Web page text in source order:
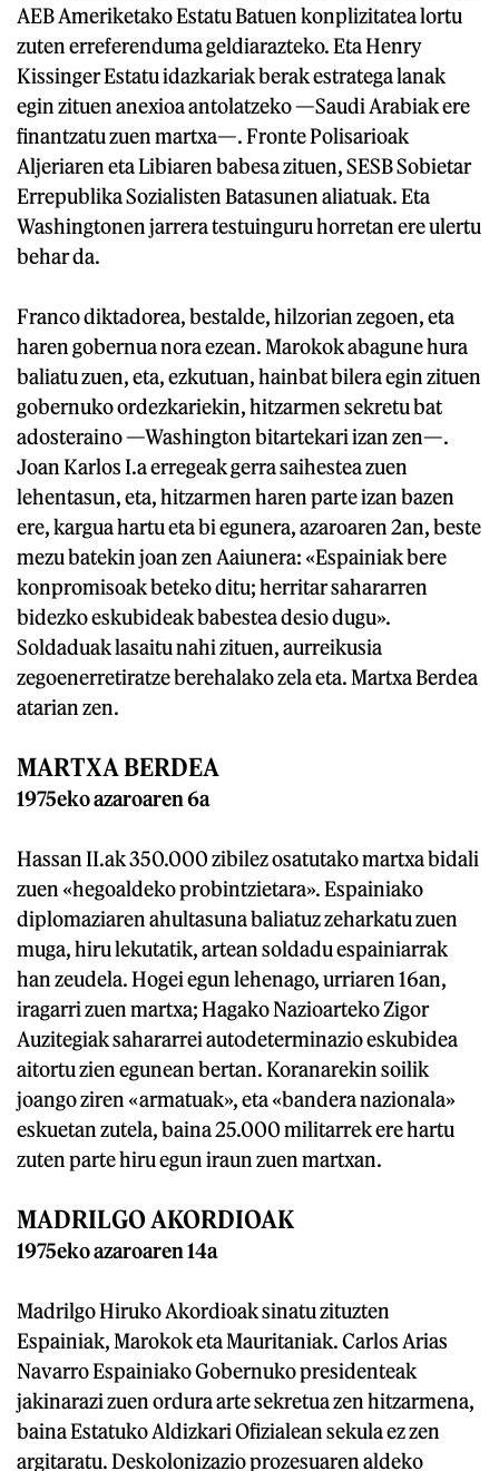
AEB Ameriketako Estatu Batuen konplizitatea lortu
zuten erreferenduma geldiarazteko. Eta Henry
Kissinger Estatu idazkariak berak estratega lanak
egin zituen anexioa antolatzeko —Saudi Arabiak ere
finantzatu zuen martxa—. Fronte Polisarioak
Aljeriaren eta Libiaren babesa zituen, SESB Sobietar
Errepublika Sozialisten Batasunen aliatuak. Eta
Washingtonen jarrera testuinguru horretan ere ulertu
behar da.
Franco diktadorea, bestalde, hilzorian zegoen, eta
haren gobernua nora ezean. Marokok abagune hura
baliatu zuen, eta, ezkutuan, hainbat bilera egin zituen
gobernuko ordezkariekin, hitzarmen sekretu bat
adosteraino —Washington bitartekari izan zen—.
Joan Karlos I.a erregeak gerra saihestea zuen
lehentasun, eta, hitzarmen haren parte izan bazen
ere, kargua hartu eta bi egunera, azaroaren 2an, beste
mezu batekin joan zen Aaiunera: «Espainiak bere
konpromisoak beteko ditu; herritar sahararren
bidezko eskubideak babestea desio dugu».
Soldaduak lasaitu nahi zituen, aurreikusia
zegoenerretiratze berehalako zela eta. Martxa Berdea
atarian zen.
MARTXA BERDEA
1975eko azaroaren 6a
Hassan II.ak 350.000 zibilez osatutako martxa bidali
zuen «hegoaldeko probintzietara». Espainiako
diplomaziaren ahultasuna baliatuz zeharkatu zuen
muga, hiru lekutatik, artean soldadu espainiarrak
han zeudela. Hogei egun lehenago, urriaren 16an,
iragarri zuen martxa; Hagako Nazioarteko Zigor
Auzitegiak sahararrei autodeterminazio eskubidea
aitortu zien egunean bertan. Koranarekin soilik
joango ziren «armatuak», eta «bandera nazionala»
eskuetan zutela, baina 25.000 militarrek ere hartu
zuten parte hiru egun iraun zuen martxan.
MADRILGO AKORDIOAK
1975eko azaroaren 14a
Madrilgo Hiruko Akordioak sinatu zituzten
Espainiak, Marokok eta Mauritaniak. Carlos Arias
Navarro Espainiako Gobernuko presidenteak
jakinarazi zuen ordura arte sekretua zen hitzarmena,
baina Estatuko Aldizkari Ofizialean sekula ez zen
argitaratu. Deskolonizazio prozesuaren aldeko